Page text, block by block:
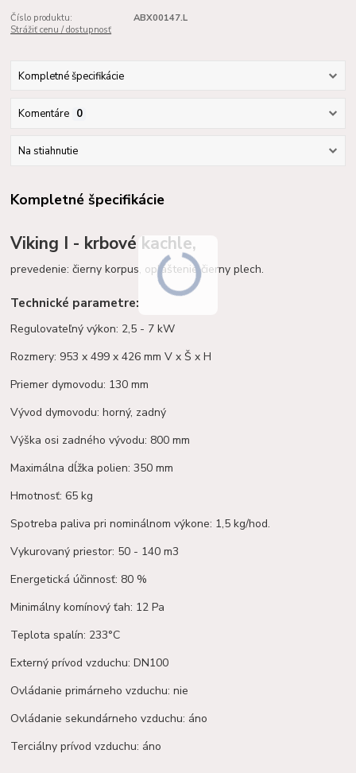
Číslo produktu:
ABX00147.L
Strážiť cenu / dostupnosť
Kompletné špecifikácie
Komentáre 0
Na stiahnutie
Kompletné špecifikácie
Viking I - krbové kachle,
prevedenie: čierny korpus, opláštenie čierny plech.
Technické parametre:
Regulovateľný výkon: 2,5 - 7 kW
Rozmery: 953 x 499 x 426 mm V x Š x H
Priemer dymovodu: 130 mm
Vývod dymovodu: horný, zadný
Výška osi zadného vývodu: 800 mm
Maximálna dĺžka polien: 350 mm
Hmotnosť: 65 kg
Spotreba paliva pri nominálnom výkone: 1,5 kg/hod.
Vykurovaný priestor: 50 - 140 m3
Energetická účinnosť: 80 %
Minimálny komínový ťah: 12 Pa
Teplota spalín: 233°C
Externý prívod vzduchu: DN100
Ovládanie primárneho vzduchu: nie
Ovládanie sekundárneho vzduchu: áno
Terciálny prívod vzduchu: áno